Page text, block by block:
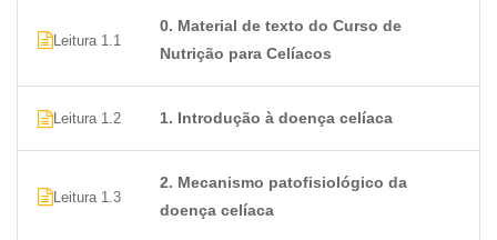
Epidemiologia e prevalência da doença celíaca
Manifestação clinica e diagnostico
Impacto da nutrição para doença
Dieta livre de glúten
Planejamentos de refeições
Leitura de rótulos e identificação de glúten oculto
Nutrição e saúde intestinal
Leitura 1.1
0. Material de texto do Curso de
Nutrição para Celíacos
Leitura 1.2 1. Introdução à doença celíaca
Leitura 1.3
2. Mecanismo patofisiológico da
doença celíaca